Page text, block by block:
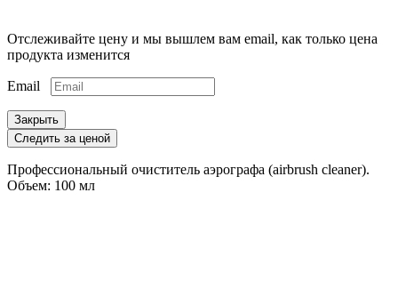
Отслеживайте цену и мы вышлем вам email, как только цена
продукта изменится
Email
Закрыть
Следить за ценой
Профессиональный очиститель аэрографа (airbrush cleaner).
Объем: 100 мл